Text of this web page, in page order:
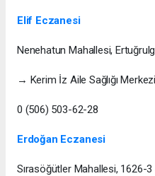
Elif Eczanesi
Nenehatun Mahallesi,
→ Kerim İz Aile Sağlığı Merkezi
0 (506) 503-62-28
Erdoğan Eczanesi
Sırasöğütler Mahallesi, 1626-